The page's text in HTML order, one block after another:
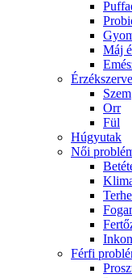
Máj
Szem
Orr
Fül
Húgyutak
Női
Férfi